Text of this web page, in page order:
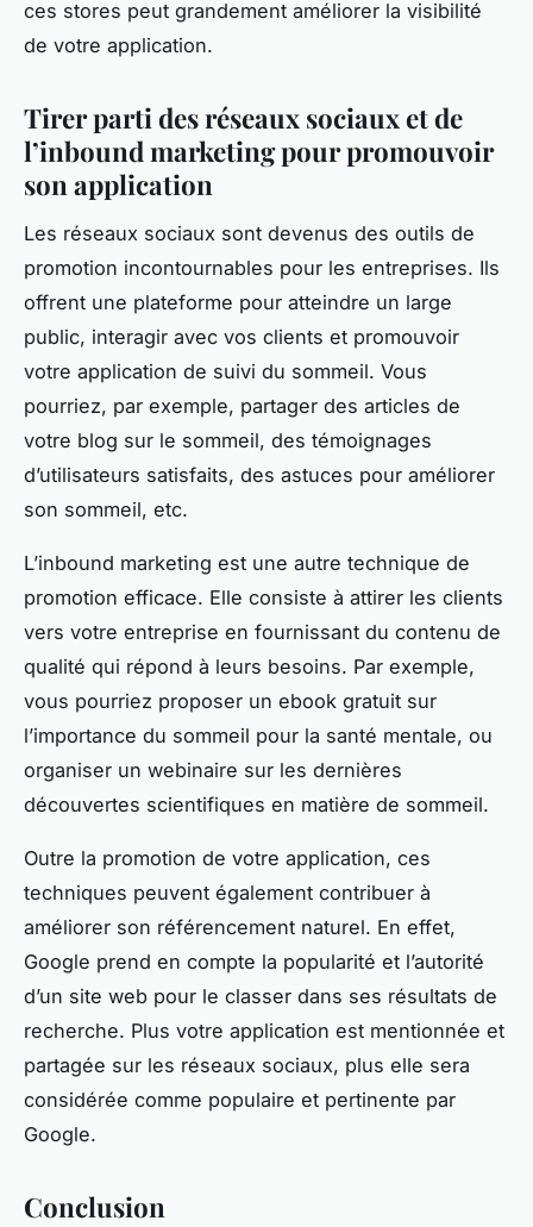
ces stores peut grandement améliorer la visibilité
de votre application.
Tirer parti des réseaux sociaux et de
l’inbound marketing pour promouvoir
son application
Les réseaux sociaux sont devenus des outils de
promotion incontournables pour les entreprises. Ils
offrent une plateforme pour atteindre un large
public, interagir avec vos clients et promouvoir
votre application de suivi du sommeil. Vous
pourriez, par exemple, partager des articles de
votre blog sur le sommeil, des témoignages
d’utilisateurs satisfaits, des astuces pour améliorer
son sommeil, etc.
L’inbound marketing est une autre technique de
promotion efficace. Elle consiste à attirer les clients
vers votre entreprise en fournissant du contenu de
qualité qui répond à leurs besoins. Par exemple,
vous pourriez proposer un ebook gratuit sur
l’importance du sommeil pour la santé mentale, ou
organiser un webinaire sur les dernières
découvertes scientifiques en matière de sommeil.
Outre la promotion de votre application, ces
techniques peuvent également contribuer à
améliorer son référencement naturel. En effet,
Google prend en compte la popularité et l’autorité
d’un site web pour le classer dans ses résultats de
recherche. Plus votre application est mentionnée et
partagée sur les réseaux sociaux, plus elle sera
considérée comme populaire et pertinente par
Google.
Conclusion